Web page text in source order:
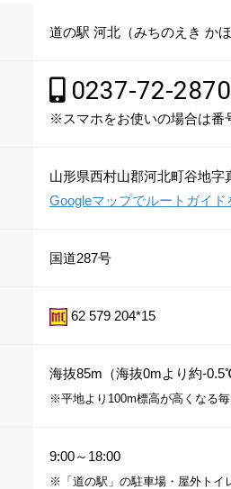
道の駅 河北（みちのえき かほ
0237-72-2870
※スマホをお使いの場合は番
山形県西村山郡河北町谷地字
Googleマップでルートガイド
国道287号
62 579 204*15
海抜85m（海抜0mより約-
※平地より100m標高が高くなる
9:00～18:00
※「道の駅」の駐車場・屋外トイ